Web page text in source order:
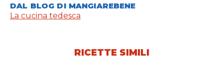
DAL BLOG DI MANGIAREBENE
La cucina tedesca
RICETTE SIMILI